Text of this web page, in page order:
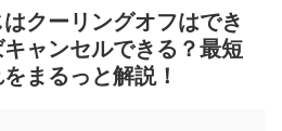
クーリングオフはでき
ャンセルできる？最短
まるっと解説！